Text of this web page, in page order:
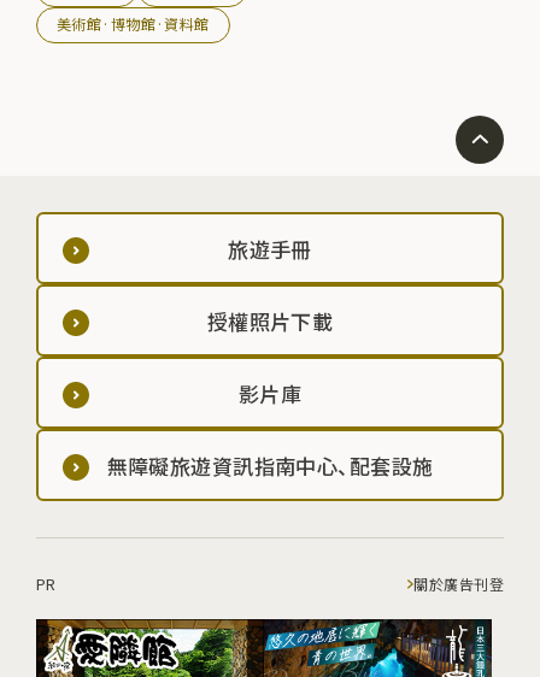
美術館·博物館·資料館
旅遊手冊
授權照片下載
影片庫
無障礙旅遊資訊指南中心、配套設施
PR 關於廣告刊登